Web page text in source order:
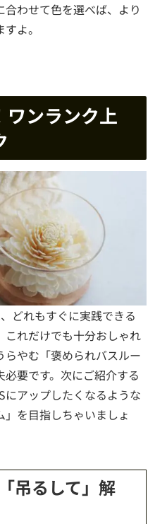
わせて色を選べば、より
よ。
ワンランク上
どれもすぐに実践できる
れだけでも十分おしゃれ
やむ「褒められバスルー
要です。次にご紹介する
アップしたくなるような
を目指しちゃいましょ
吊るして」解